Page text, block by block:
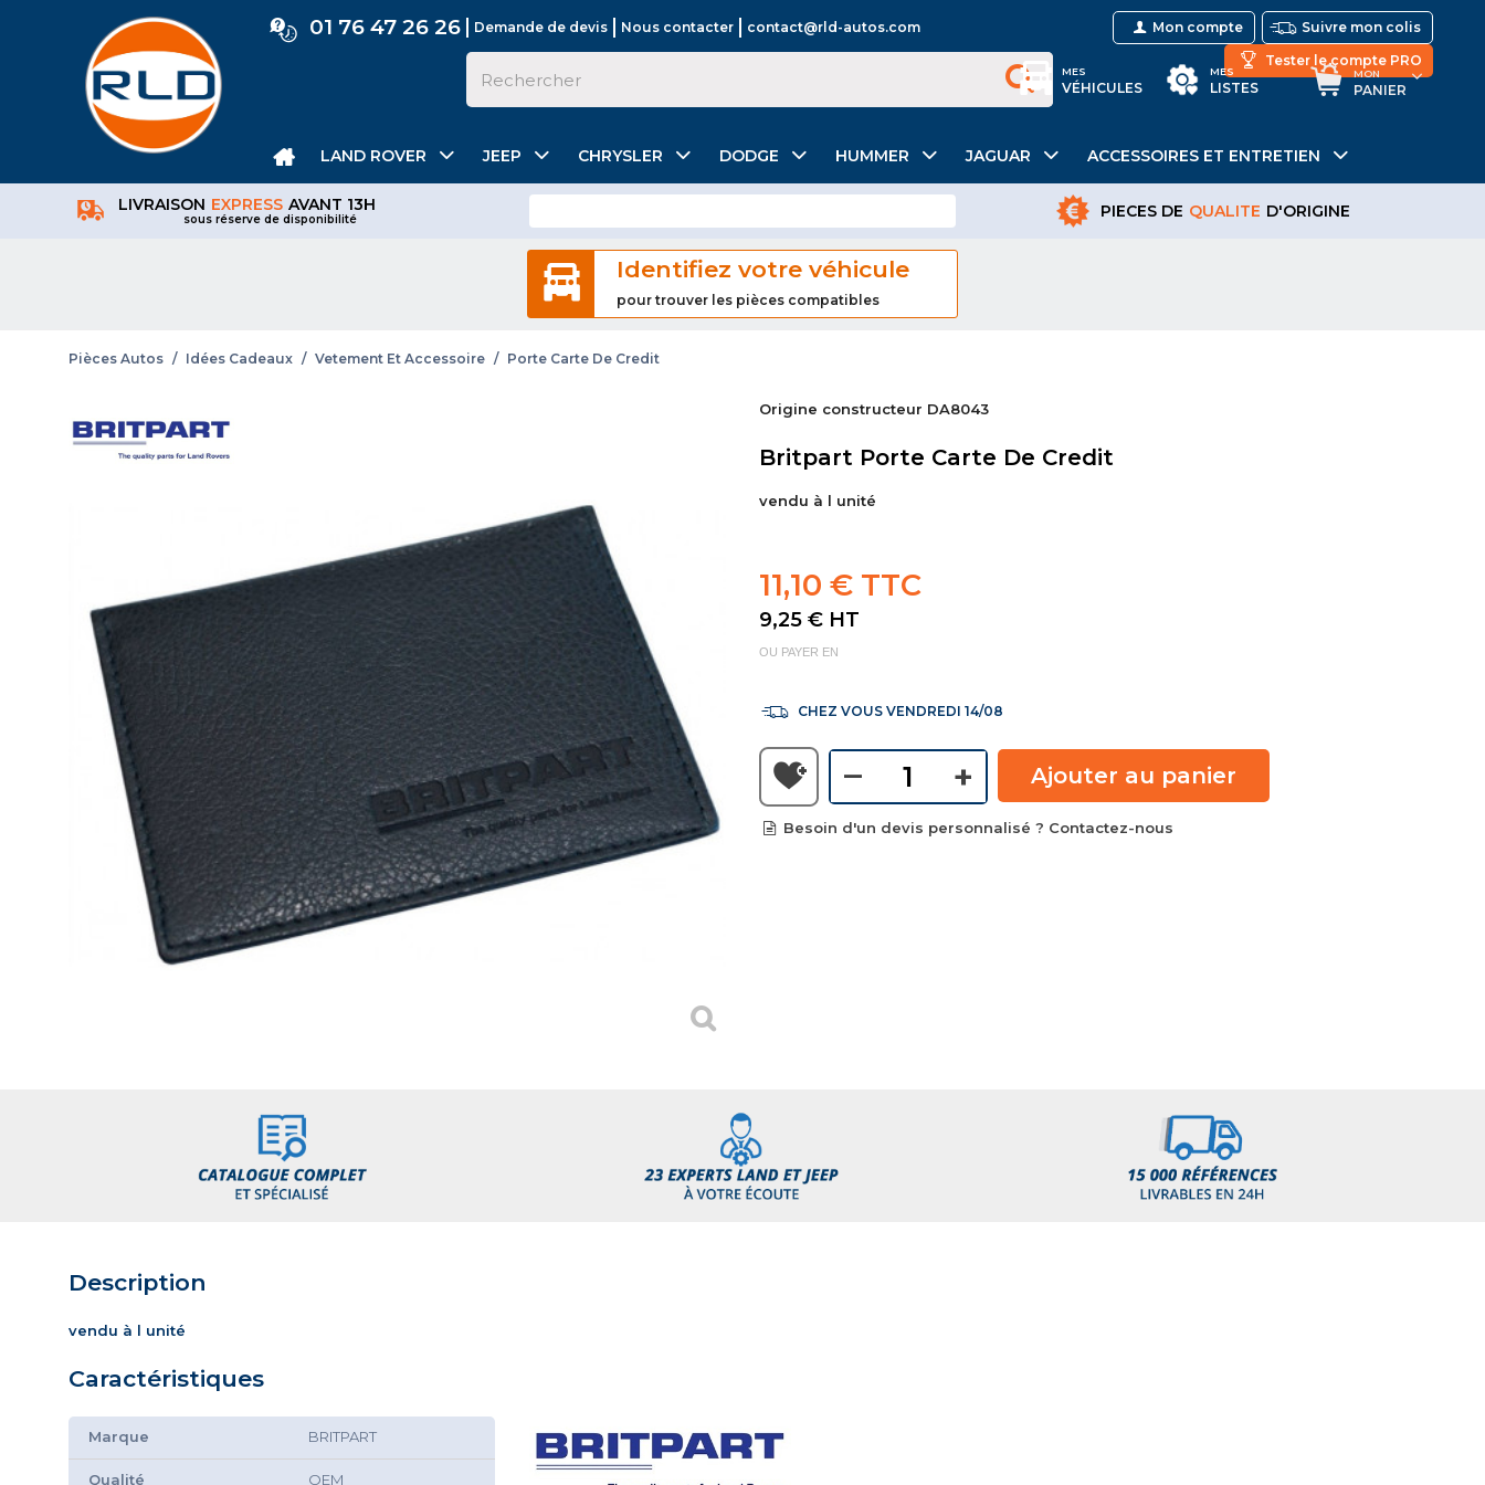
01 76 47 26 26 Demande de devis Nous contacter contact@rld-autos.com Suivre mon colis
Mon compte
Tester le compte PRO
MON
PANIER
MES
LISTES
MES
VÉHICULES
LAND ROVER JEEP CHRYSLER DODGE HUMMER JAGUAR ACCESSOIRES ET ENTRETIEN
LIVRAISON EXPRESS AVANT 13H
sous réserve de disponibilité PIECES DE QUALITE D'ORIGINE
Identifiez votre véhicule
pour trouver les pièces compatibles
Pièces Autos / Idées Cadeaux / Vetement Et Accessoire / Porte Carte De Credit
Origine constructeur DA8043
Britpart Porte Carte De Credit
vendu à l unité
11,10 € TTC
9,25 € HT
OU PAYER EN
CHEZ VOUS VENDREDI 14/08
– + Ajouter au panier
Besoin d'un devis personnalisé ? Contactez-nous
Description
vendu à l unité
Caractéristiques
Marque BRITPART
Qualité OEM